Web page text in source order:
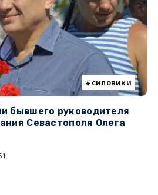
силовики
бывшего руководителя
Севастополя Олега